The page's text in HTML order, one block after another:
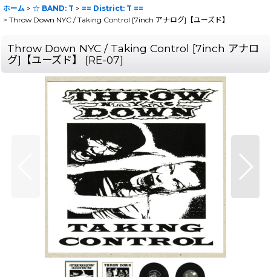
ホーム > ☆ BAND: T > == District: T ==
> Throw Down NYC / Taking Control [7inch アナログ]【ユーズド】
Throw Down NYC / Taking Control [7inch アナロ
グ]【ユーズド】
[RE-07]